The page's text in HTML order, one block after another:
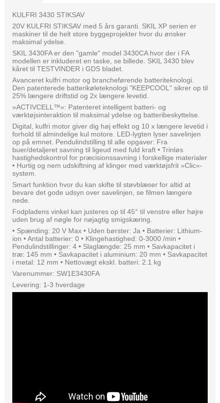
KULFRI 3430 STIKSAV
20V KULFRI STIKSAV med 5 års garanti. SKIL XP serien er
maskiner til de helt store byggeprojekter hvor du ønsker
maksimal ydelse.
SKIL 3430FA er den "gamle" model 3430CA hvor der i FA
modellen er inkluderet en taske, se billede. SKIL 3430 blev
kåret til TESTVINDER i GDS bladet.
Avanceret kulfri motor og brancheførende batteriteknologi.
Den patenterede batterikøleteknologi "KEEPCOOL" sikrer op til
25% længere driftstid og 2x længere levetid.
»ACTIVCELL™«: Patenteret intelligent batteri- og
værktøjsinteraktion til maksimal ydelse og batteribeskyttelse.
Digital, kulfri motor giver dig høj effekt og 10 x længere levetid i
forhold til almindelige kul motore. LED-lygten lyser savelinjen
op på emnet. Pendulindstilling til alle opgaver: Fra
buer/detaljeret savning til ligeud med fuld kraft • Trinløs
hastighedskontrol for præcisionssavning i forskellige materialer
• Hurtig og nem udskiftning af klinger med værktøjsfrit »Clic«-
system.
Smart funktion hvor du kan skifte til støvblæser for altid at
bevare det gode udsyn over savelinjen, se filmen længere
nede.
Fodpladens vinkel kan justeres op til 45° til venstre eller højre
uden brug af nøgle for nøjagtig smigskæring.
• Spænding: 20 V Max • Uden børster: Ja • Batterier: Lithium-
ion • Antal batterier: 0 • Klingehastighed: 0-3000 /min •
Pendulindstillinger: 4 • Slaglængde: 25 mm • Savkapacitet i
træ: 145 mm • Savkapacitet i aluminium: 20 mm • Savkapacitet
i metal: 12 mm • Nettovægt ekskl. batteri: 2.1 kg
Varenummer: SW1E3430FA
Levering: 1-3 hverdage